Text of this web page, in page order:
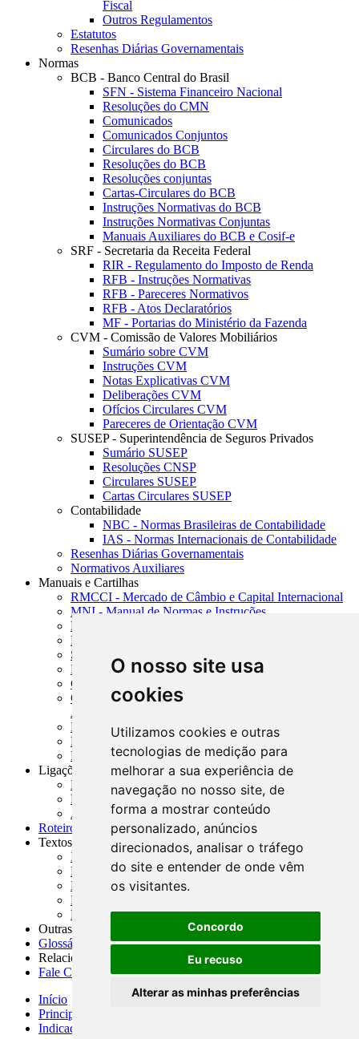
O nosso site usa
cookies
Utilizamos cookies e outras
tecnologias de medição para
melhorar a sua experiência de
navegação no nosso site, de
forma a mostrar conteúdo
personalizado, anúncios
direcionados, analisar o tráfego
do site e entender de onde vêm
os visitantes.
Concordo
Eu recuso
Alterar as minhas preferências
Fiscal
Outros Regulamentos
Estatutos
Resenhas Diárias Governamentais
Normas
BCB - Banco Central do Brasil
SFN - Sistema Financeiro Nacional
Resoluções do CMN
Comunicados
Comunicados Conjuntos
Circulares do BCB
Resoluções do BCB
Resoluções conjuntas
Cartas-Circulares do BCB
Instruções Normativas do BCB
Instruções Normativas Conjuntas
Manuais Auxiliares do BCB e Cosif-e
SRF - Secretaria da Receita Federal
RIR - Regulamento do Imposto de Renda
RFB - Instruções Normativas
RFB - Pareceres Normativos
RFB - Atos Declaratórios
MF - Portarias do Ministério da Fazenda
CVM - Comissão de Valores Mobiliários
Sumário sobre CVM
Instruções CVM
Notas Explicativas CVM
Deliberações CVM
Ofícios Circulares CVM
Pareceres de Orientação CVM
SUSEP - Superintendência de Seguros Privados
Sumário SUSEP
Resoluções CNSP
Circulares SUSEP
Cartas Circulares SUSEP
Contabilidade
NBC - Normas Brasileiras de Contabilidade
IAS - Normas Internacionais de Contabilidade
Resenhas Diárias Governamentais
Normativos Auxiliares
Manuais e Cartilhas
RMCCI - Mercado de Câmbio e Capital Internacional
MNI - Manual de Normas e Instruções
MTVM - Manual de Títulos e Valores Mobiliários
MCR - Manual de Crédito Rural
SISORF - Manual de Organização do SFN
MASUP - Manual de Supervisão Bancária
CADOC - Catálogo de Documentos
CNAE-CONCLA - Classificação Nacional de
Atividades Econômicas
PMF - Cartilhas do BCB
Manuais Auxiliares do BCB e Cosif-e
Resenhas Diárias Governamentais
Ligações Externas
Links Úteis
Presidência da República
Agências Nacionais Reguladoras
Roteiros para Estudos
Textos
Índice de Textos
Editorial
Monografias
Na Imprensa
Fórum de Discussão
Outras ferramentas
Glossário
Relacionamento
Fale Conosco
Início
Principais notícias
Indicadores